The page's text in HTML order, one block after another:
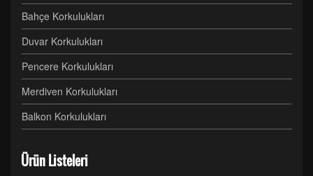
Bahçe Korkulukları
Duvar Korkulukları
Pencere Korkulukları
Merdiven Korkulukları
Balkon Korkulukları
Ürün Listeleri